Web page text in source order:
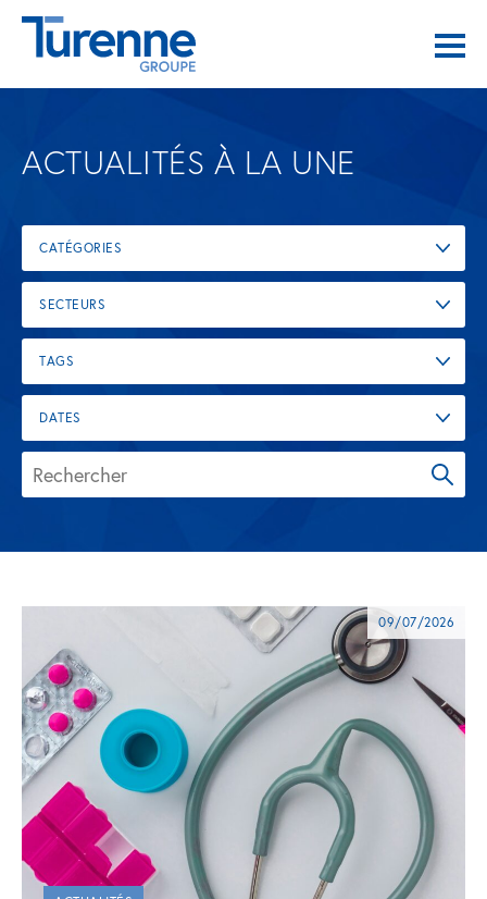
ACTUALITÉS À LA UNE
CATÉGORIES
SECTEURS
TAGS
DATES
09/07/2026